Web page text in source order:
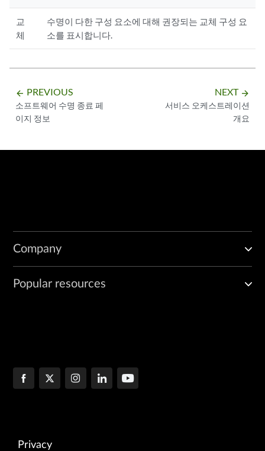
교
체
수명이 다한 구성 요소에 대해 권장되는 교체 구성 요
소를 표시합니다.
arrow_backward PREVIOUS
소프트웨어 수명 종료 페
이지 정보
NEXT arrow_forward
서비스 오케스트레이션
개요
Company
Popular resources
Privacy